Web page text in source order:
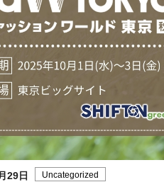
29日 Uncategorized